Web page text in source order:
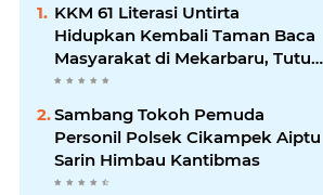
KKM 61 Literasi Untirta
Hidupkan Kembali Taman Baca
Masyarakat di Mekarbaru, Tutup
Program dengan Festival
Sambang Tokoh Pemuda
Personil Polsek Cikampek Aiptu
Sarin Himbau Kantibmas